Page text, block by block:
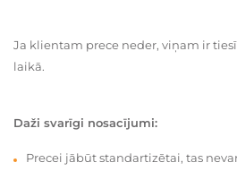
Ja klientam prece neder, viņam ir
laikā.
Daži svarīgi nosacījumi:
Precei jābūt standartizētai, tas